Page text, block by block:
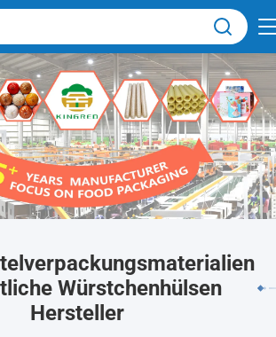
Würstchenhülsen
Hersteller